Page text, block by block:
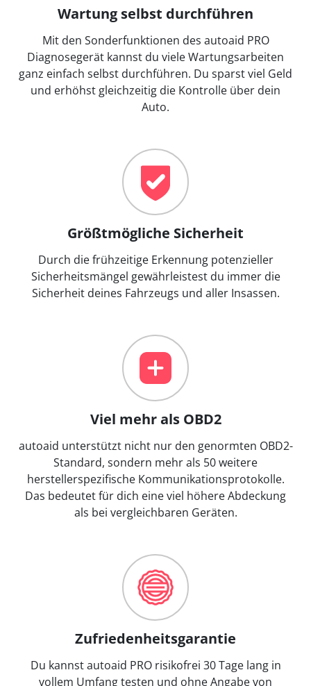
Wartung selbst durchführen
Mit den Sonderfunktionen des autoaid PRO
Diagnosegerät kannst du viele Wartungsarbeiten
ganz einfach selbst durchführen. Du sparst viel Geld
und erhöhst gleichzeitig die Kontrolle über dein
Auto.
Größtmögliche Sicherheit
Durch die frühzeitige Erkennung potenzieller
Sicherheitsmängel gewährleistest du immer die
Sicherheit deines Fahrzeugs und aller Insassen.
Viel mehr als OBD2
autoaid unterstützt nicht nur den genormten OBD2-
Standard, sondern mehr als 50 weitere
herstellerspezifische Kommunikationsprotokolle.
Das bedeutet für dich eine viel höhere Abdeckung
als bei vergleichbaren Geräten.
Zufriedenheitsgarantie
Du kannst autoaid PRO risikofrei 30 Tage lang in
vollem Umfang testen und ohne Angabe von